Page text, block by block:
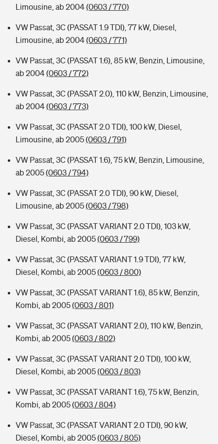
Limousine, ab 2004(0603 / 770)
VW Passat, 3C (PASSAT 1.9 TDI), 77 kW, Diesel,
Limousine, ab 2004(0603 / 771)
VW Passat, 3C (PASSAT 1.6), 85 kW, Benzin, Limousine,
ab 2004(0603 / 772)
VW Passat, 3C (PASSAT 2.0), 110 kW, Benzin, Limousine,
ab 2004(0603 / 773)
VW Passat, 3C (PASSAT 2.0 TDI), 100 kW, Diesel,
Limousine, ab 2005(0603 / 791)
VW Passat, 3C (PASSAT 1.6), 75 kW, Benzin, Limousine,
ab 2005(0603 / 794)
VW Passat, 3C (PASSAT 2.0 TDI), 90 kW, Diesel,
Limousine, ab 2005(0603 / 798)
VW Passat, 3C (PASSAT VARIANT 2.0 TDI), 103 kW,
Diesel, Kombi, ab 2005(0603 / 799)
VW Passat, 3C (PASSAT VARIANT 1.9 TDI), 77 kW,
Diesel, Kombi, ab 2005(0603 / 800)
VW Passat, 3C (PASSAT VARIANT 1.6), 85 kW, Benzin,
Kombi, ab 2005(0603 / 801)
VW Passat, 3C (PASSAT VARIANT 2.0), 110 kW, Benzin,
Kombi, ab 2005(0603 / 802)
VW Passat, 3C (PASSAT VARIANT 2.0 TDI), 100 kW,
Diesel, Kombi, ab 2005(0603 / 803)
VW Passat, 3C (PASSAT VARIANT 1.6), 75 kW, Benzin,
Kombi, ab 2005(0603 / 804)
VW Passat, 3C (PASSAT VARIANT 2.0 TDI), 90 kW,
Diesel, Kombi, ab 2005(0603 / 805)